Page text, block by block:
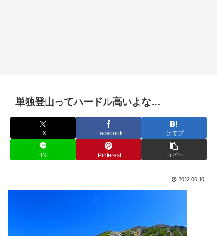
単独登山ってハードル高いよな…
X Facebook はてブ
LINE Pinterest コピー
2022.06.10